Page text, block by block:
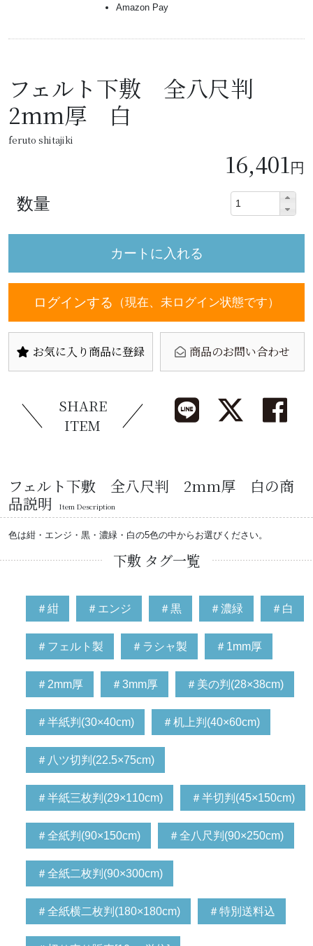
Amazon Pay
フェルト下敷 全八尺判
2mm厚 白
feruto shitajiki
16,401 円
数量
ログインする （現在、未ログイン状態です）
お気に入り商品に登録 商品のお問い合わせ
SHARE
ITEM
フェルト下敷 全八尺判 2mm厚 白の商
品説明
Item Description
色は紺・エンジ・黒・濃緑・白の5色の中からお選びください。
下敷 タグ一覧
＃紺 ＃エンジ ＃黒 ＃濃緑 ＃白
＃フェルト製 ＃ラシャ製 ＃1mm厚
＃2mm厚 ＃3mm厚 ＃美の判(28×38cm)
＃半紙判(30×40cm) ＃机上判(40×60cm)
＃八ツ切判(22.5×75cm)
＃半紙三枚判(29×110cm) ＃半切判(45×150cm)
＃全紙判(90×150cm) ＃全八尺判(90×250cm)
＃全紙二枚判(90×300cm)
＃全紙横二枚判(180×180cm) ＃特別送料込